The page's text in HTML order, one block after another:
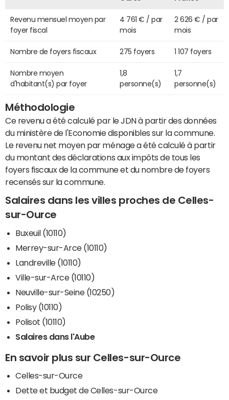
Revenu mensuel moyen par
foyer fiscal
4 761 € / par
mois
2 626 € / par
mois
Nombre de foyers fiscaux 275 foyers 1 107 foyers
Nombre moyen
d'habitant(s) par foyer
1,8
personne(s)
1,7
personne(s)
Méthodologie
Ce revenu a été calculé par le JDN à partir des données
du ministère de l'Economie disponibles sur la commune.
Le revenu net moyen par ménage a été calculé à partir
du montant des déclarations aux impôts de tous les
foyers fiscaux de la commune et du nombre de foyers
recensés sur la commune.
Salaires dans les villes proches de Celles-
sur-Ource
Buxeuil (10110)
Merrey-sur-Arce (10110)
Landreville (10110)
Ville-sur-Arce (10110)
Neuville-sur-Seine (10250)
Polisy (10110)
Polisot (10110)
Salaires dans l'Aube
En savoir plus sur Celles-sur-Ource
Celles-sur-Ource
Dette et budget de Celles-sur-Ource